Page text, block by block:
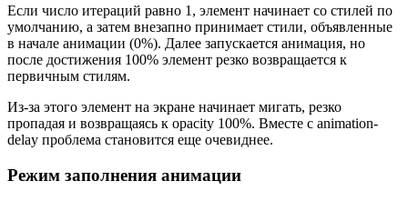
Если число итераций равно 1, элемент начинает со стилей по
умолчанию, а затем внезапно принимает стили, объявленные
в начале анимации (0%). Далее запускается анимация, но
после достижения 100% элемент резко возвращается к
первичным стилям.
Из-за этого элемент на экране начинает мигать, резко
пропадая и возвращаясь к opacity 100%. Вместе с animation-
delay проблема становится еще очевиднее.
Режим заполнения анимации